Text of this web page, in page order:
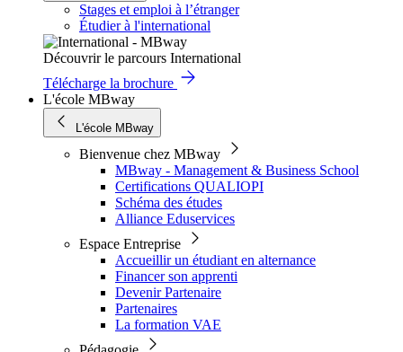
Stages et emploi à l’étranger
Étudier à l'international
Découvrir le parcours International
Télécharge la brochure
L'école MBway
L'école MBway
Bienvenue chez MBway
MBway - Management & Business School
Certifications QUALIOPI
Schéma des études
Alliance Eduservices
Espace Entreprise
Accueillir un étudiant en alternance
Financer son apprenti
Devenir Partenaire
Partenaires
La formation VAE